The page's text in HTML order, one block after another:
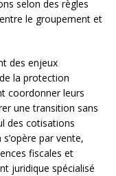
selon des règles
le groupement et
des enjeux
la protection
coordonner leurs
une transition sans
des cotisations
par vente,
fiscales et
juridique spécialisé